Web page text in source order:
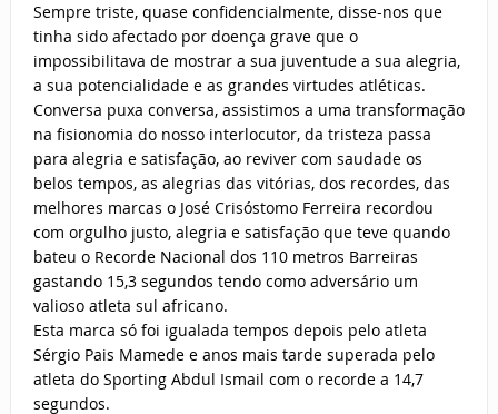
Sempre triste, quase confidencialmente, disse-nos que
tinha sido afectado por doença grave que o
impossibilitava de mostrar a sua juventude a sua alegria,
a sua potencialidade e as grandes virtudes atléticas.
Conversa puxa conversa, assistimos a uma transformação
na fisionomia do nosso interlocutor, da tristeza passa
para alegria e satisfação, ao reviver com saudade os
belos tempos, as alegrias das vitórias, dos recordes, das
melhores marcas o José Crisóstomo Ferreira recordou
com orgulho justo, alegria e satisfação que teve quando
bateu o Recorde Nacional dos 110 metros Barreiras
gastando 15,3 segundos tendo como adversário um
valioso atleta sul africano.
Esta marca só foi igualada tempos depois pelo atleta
Sérgio Pais Mamede e anos mais tarde superada pelo
atleta do Sporting Abdul Ismail com o recorde a 14,7
segundos.